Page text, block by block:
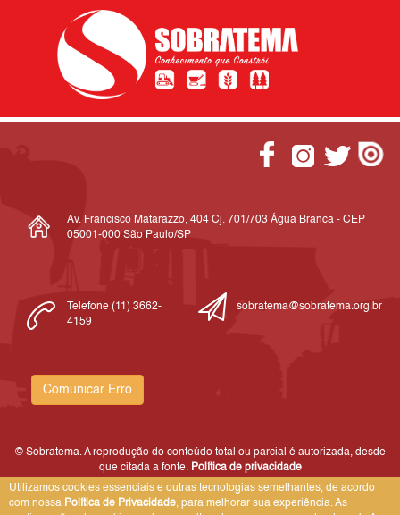
Av. Francisco Matarazzo, 404 Cj. 701/703 Água Branca - CEP
05001-000 São Paulo/SP
Telefone (11) 3662-
4159
sobratema@sobratema.org.br
Comunicar Erro
© Sobratema. A reprodução do conteúdo total ou parcial é autorizada, desde
que citada a fonte. Política de privacidade
Utilizamos cookies essenciais e outras tecnologias semelhantes, de acordo
com nossa Política de Privacidade, para melhorar sua experiência. As